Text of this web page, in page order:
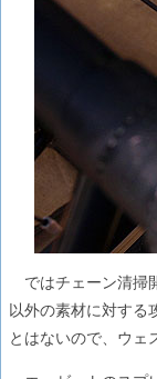
ではチェーン清掃
以外の素材に対する
とはないので、ウェ